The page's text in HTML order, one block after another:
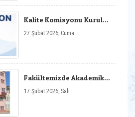
Kalite Komisyonu Kurul
27 Şubat 2026, Cuma
Fakültemizde Akademik
Akademisyen Sayısı Artış
17 Şubat 2026, Salı